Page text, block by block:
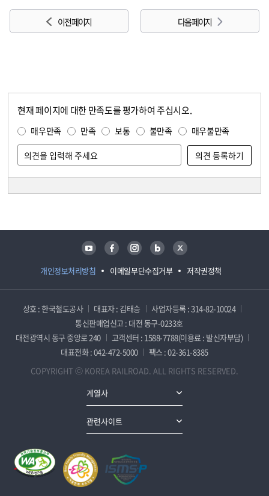
이전 페이지 다음 페이지
현재 페이지에 대한 만족도를 평가하여 주십시오.
매우만족 만족 보통 불만족 매우불만족
개인정보처리방침 이메일무단수집거부 저작권정책
유튜브 페이스북 인스타그램 블로그 트위터
상호 : 한국철도공사 대표자 : 김태승
사업자등록 : 314-82-10024
통신판매업신고 : 대전 동구-0233호
대전광역시 동구 중앙로 240
고객센터 : 1588-7788(이용료 : 발신자부담)
대표전화 : 042-472-5000
팩스 : 02-361-8385
COPYRIGHT ⓒ KOREA RAILROAD. ALL RIGHTS RESERVED.
계열사
관련사이트